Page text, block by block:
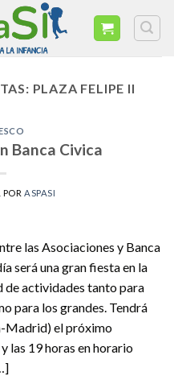
PLAZA FELIPE II
Banca Civica
POR ASPASI
las Asociaciones y Banca
será una gran fiesta en la
actividades tanto para
para los grandes. Tendrá
Madrid) el próximo
las 19 horas en horario